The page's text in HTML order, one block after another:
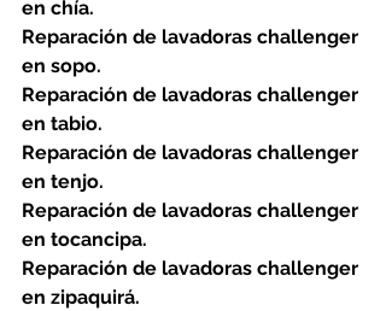
en chía.
Reparación de lavadoras challenger
en sopo.
Reparación de lavadoras challenger
en tabio.
Reparación de lavadoras challenger
en tenjo.
Reparación de lavadoras challenger
en tocancipa.
Reparación de lavadoras challenger
en zipaquirá.